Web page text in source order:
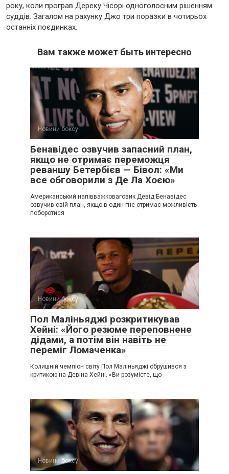
року, коли програв Дереку Чісорі одноголосним рішенням
суддів. Загалом на рахунку Джо три поразки в чотирьох
останніх поєдинках.
Вам также может быть интересно
Новини боксу
Бенавідес озвучив запасний план,
якщо не отримає переможця
реваншу Бетербієв — Бівол: «Ми
все обговорили з Де Ла Хоєю»
Американський напівважковаговик Девід Бенавідес
озвучив свій план, якщо в один гне отримає можливість
поборотися
Новини боксу
Пол Маліньяджі розкритикував
Хейні: «Його резюме переповнене
дідами, а потім він навіть не
переміг Ломаченка»
Колишній чемпіон світу Пол Маліньяджі обрушився з
критикою на Девіна Хейні. «Ви розумієте, що
Новини боксу